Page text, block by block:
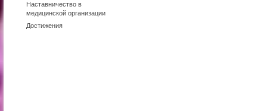
Наставничество в
медицинской организации
Достижения